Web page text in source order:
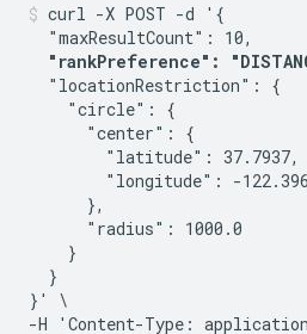
curl -X POST -d '{
  "maxResultCount": 10,
"rankPreference":
  "locationRestriction": {
    "circle": {
      "center": {
        "latitude": 37.7937,
"longitude": -
      },
      "radius": 1000.0
    }
  }
}' \
-H 'Content-Type: